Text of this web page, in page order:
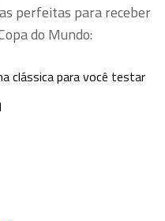
perfeitas para receber
do Mundo:
clássica para você testar